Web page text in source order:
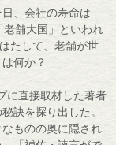
、会社の寿命は
老舗大国」といわれ
たして、老舗が世
何か？
に直接取材した著者
訣を探り出した。
ものの奥に隠され